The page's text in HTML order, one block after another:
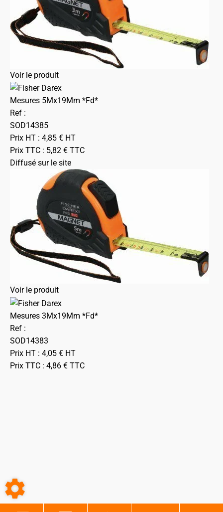
Voir le produit
Mesures 5Mx19Mm *Fd*
Ref :
SOD14385
Prix HT : 4,85 € HT
Prix TTC : 5,82 € TTC
Diffusé sur le site
Voir le produit
Mesures 3Mx19Mm *Fd*
Ref :
SOD14383
Prix HT : 4,05 € HT
Prix TTC : 4,86 € TTC